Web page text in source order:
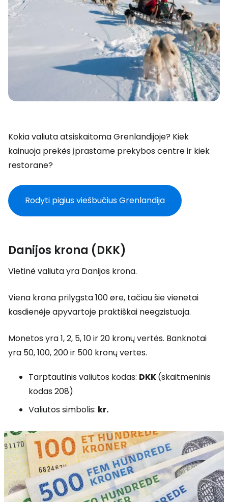
Kokia valiuta atsiskaitoma Grenlandijoje? Kiek
kainuoja prekės įprastame prekybos centre ir kiek
restorane?
Rodyti pigius viešbučius Grenlandija
Danijos krona (DKK)
Vietinė valiuta yra Danijos krona.
Viena krona prilygsta 100 øre, tačiau šie vienetai
kasdienėje apyvartoje praktiškai neegzistuoja.
Monetos yra 1, 2, 5, 10 ir 20 kronų vertės. Banknotai
yra 50, 100, 200 ir 500 kronų vertės.
Tarptautinis valiutos kodas: DKK(skaitmeninis
kodas 208)
Valiutos simbolis: kr.